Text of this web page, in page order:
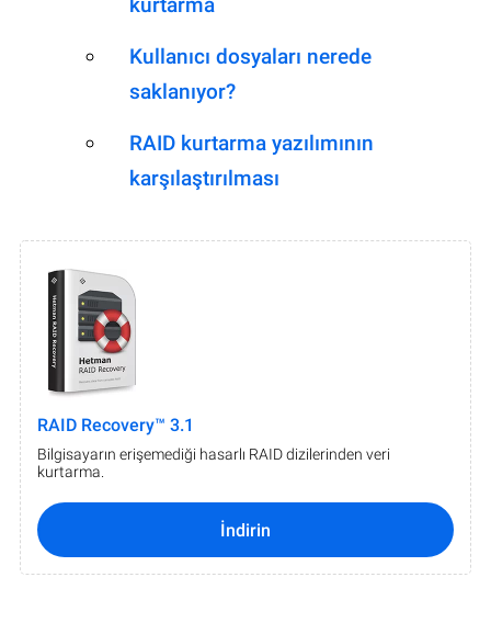
kurtarma
Kullanıcı dosyaları nerede
saklanıyor?
RAID kurtarma yazılımının
karşılaştırılması
RAID Recovery™ 3.1
Bilgisayarın erişemediği hasarlı RAID dizilerinden veri
kurtarma.
İndirin